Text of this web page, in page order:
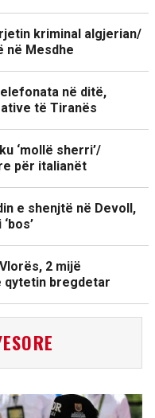
kriminal algjerian/
në Mesdhe
në ditë,
të Tiranës
‘mollë sherri’/
për italianët
e shenjtë në Devoll,
2 mijë
qytetin bregdetar